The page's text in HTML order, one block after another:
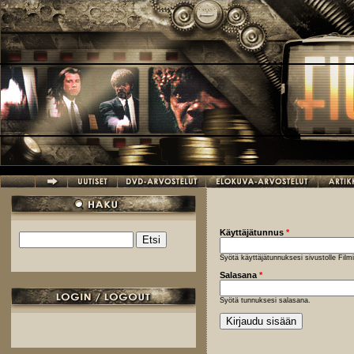
Hyppää pääsisältöön
Hakulomake
Käyttäjätunnus *
Syötä käyttäjätunnuksesi sivustolle
Salasana *
Syötä tunnuksesi salasana.